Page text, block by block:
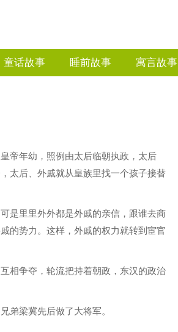
童话故事 睡前故事 寓言故事
帝年幼，照例由太后临朝执政，太后
太后、外戚就从皇族里找一个孩子接替
是里里外外都是外戚的亲信，跟谁去商
的势力。这样，外戚的权力就转到宦官
相争夺，轮流把持着朝政，东汉的政治
弟梁冀先后做了大将军。